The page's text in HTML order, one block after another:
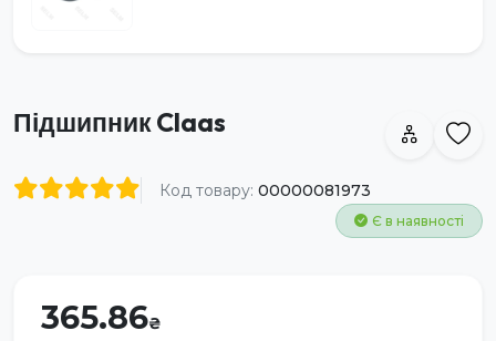
Підшипник Claas
Код товару: 00000081973
Є в наявності
365.86